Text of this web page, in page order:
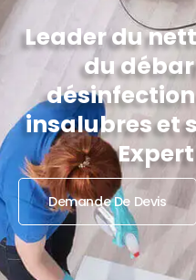
Leader du
du
insalubres et
Demande De Devis